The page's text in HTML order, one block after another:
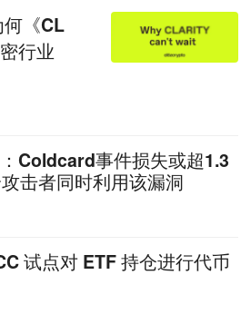
《CL
行业
Coldcard事件损失或超1.3
击者同时利用该漏洞
试点对 ETF 持仓进行代币